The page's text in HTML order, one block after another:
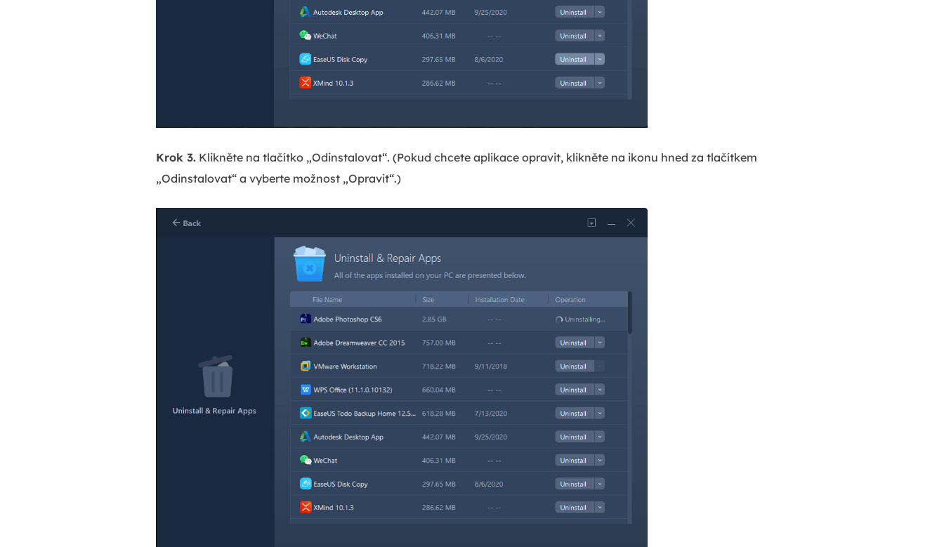
Krok 3. Klikněte na tlačítko „Odinstalovat“. (Pokud chcete aplikace opravit, klikněte na ikonu hned za tlačítkem
„Odinstalovat“ a vyberte možnost „Opravit“.)